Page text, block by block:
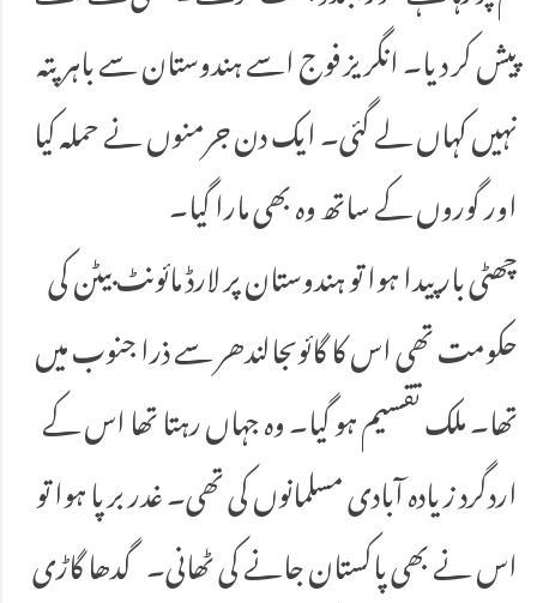
پیش کر دیا۔ انگریز فوج اسے ہندوستان سے باہرپتہ
نہیں کہاں لے گئی۔ ایک دن جرمنوں نے حملہ کیا
اور گوروں کے ساتھ وہ بھی مارا گیا۔
چھٹی بار پیدا ہوا تو ہندوستان پر لارڈ مائونٹ بیٹن کی
حکومت تھی اس کا گائوںجالندھر سے ذرا جنوب میں
تھا۔ ملک تقسیم ہو گیا۔ وہ جہاں رہتا تھا اس کے
اردگرد زیادہ آبادی مسلمانوں کی تھی۔ غدر برپا ہوا تو
اس نے بھی پاکستان جانے کی ٹھانی۔ گدھا گاڑی